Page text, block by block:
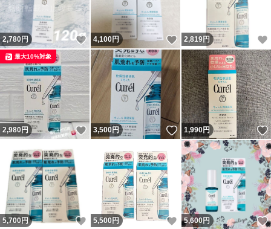
2,780円 いいね！
4,100円 いいね！
2,819円
2,980円 いいね！
最大10%対象
3,500円 いいね！
1,990円
5,700円 いいね！
5,500円 いいね！
5,600円